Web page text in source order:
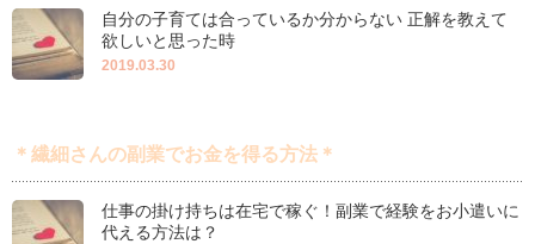
自分の子育ては合っているか分からない 正解を教えて
欲しいと思った時
2019.03.30
＊繊細さんの副業でお金を得る方法＊
仕事の掛け持ちは在宅で稼ぐ！副業で経験をお小遣いに
代える方法は？